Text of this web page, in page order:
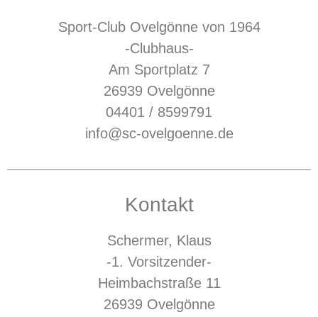
Sport-Club Ovelgönne von 1964
-Clubhaus-
Am Sportplatz 7
26939 Ovelgönne
04401 / 8599791
info@sc-ovelgoenne.de
Kontakt
Schermer, Klaus
-1. Vorsitzender-
Heimbachstraße 11
26939 Ovelgönne